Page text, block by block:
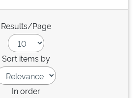
Results/Page
Sort items by
In order